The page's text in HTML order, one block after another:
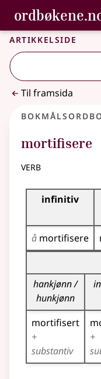
Gå til
Tilgjenge
Bokmålsordboka og
Artikkelside
Til framsida
mortifisere
verb
Bøyingstabell
infinitiv
å mortifisere
Bøyingstabell
hankjønn /
hunkjønn
mortifisert
+
substantiv
+